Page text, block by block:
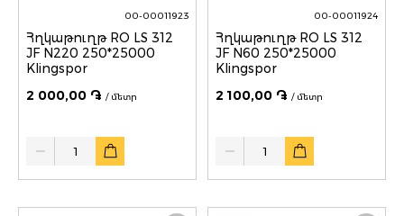
00-00011923
Հղկաթուղթ RO LS 312
JF N220 250*25000
Klingspor
2 000,00 ֏ / մետր
Quantity
00-00011924
Հղկաթուղթ RO LS 312
JF N60 250*25000
Klingspor
2 100,00 ֏ / մետր
Quantity